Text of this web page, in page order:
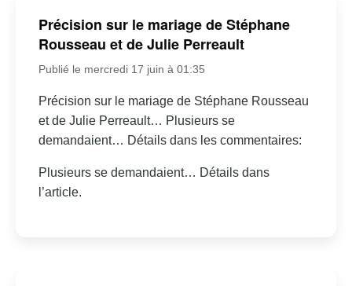
Précision sur le mariage de Stéphane
Rousseau et de Julie Perreault
Publié le mercredi 17 juin à 01:35
Précision sur le mariage de Stéphane Rousseau
et de Julie Perreault… Plusieurs se
demandaient… Détails dans les commentaires:
Plusieurs se demandaient… Détails dans
l’article.